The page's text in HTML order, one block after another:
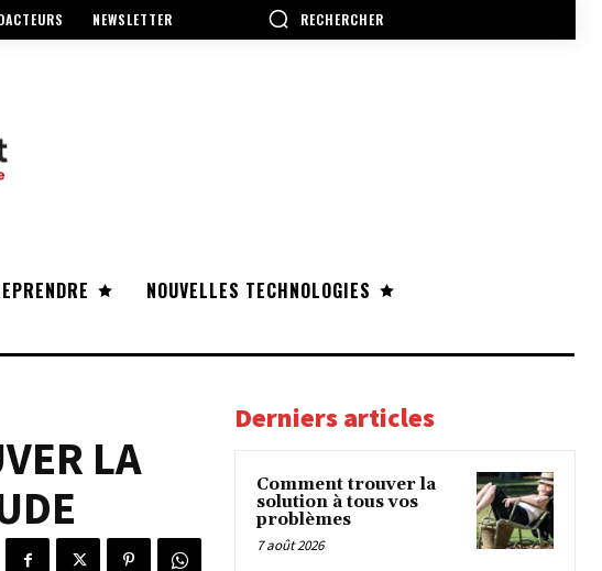
NEWSLETTER RECHERCHER
NOUVELLES TECHNOLOGIES
LA
Derniers articles
Comment trouver la
solution à tous vos
problèmes
7 août 2026